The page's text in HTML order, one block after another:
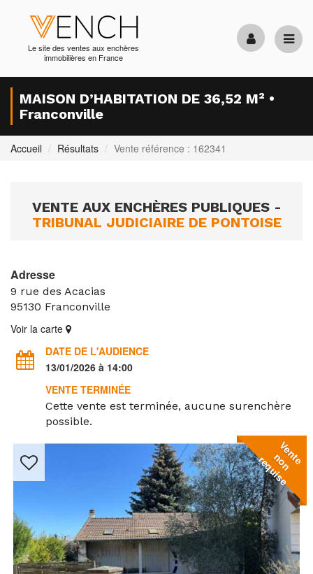
Le site des ventes aux enchères
immobilières en France
MAISON D’HABITATION DE 36,52 M² •
Franconville
Accueil Résultats Vente référence : 162341
VENTE AUX ENCHÈRES PUBLIQUES -
TRIBUNAL JUDICIAIRE DE PONTOISE
Adresse
9 rue des Acacias
95130 Franconville
Voir la carte
DATE DE L'AUDIENCE
13/01/2026 à 14:00
VENTE TERMINÉE
Cette vente est terminée, aucune surenchère
possible.
V
e
n
t
e
n
o
n
r
e
q
u
i
s
e